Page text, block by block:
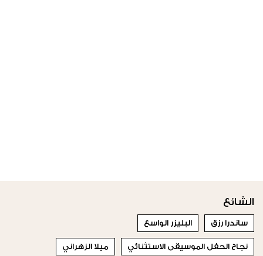
الشائع
ساندرا رزق البليزر الواسع
نجاح الحفل الموسيقى الاستثنائي ميلا الزهراني